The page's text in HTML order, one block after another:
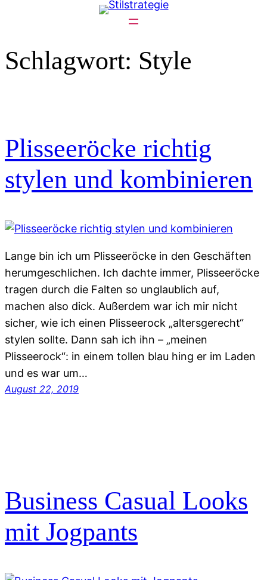
Schlagwort: Style
Plisseeröcke richtig
stylen und kombinieren
Lange bin ich um Plisseeröcke in den Geschäften
herumgeschlichen. Ich dachte immer, Plisseeröcke
tragen durch die Falten so unglaublich auf,
machen also dick. Außerdem war ich mir nicht
sicher, wie ich einen Plisseerock „altersgerecht“
stylen sollte. Dann sah ich ihn – „meinen
Plisseerock“: in einem tollen blau hing er im Laden
und es war um…
August 22, 2019
Business Casual Looks
mit Jogpants